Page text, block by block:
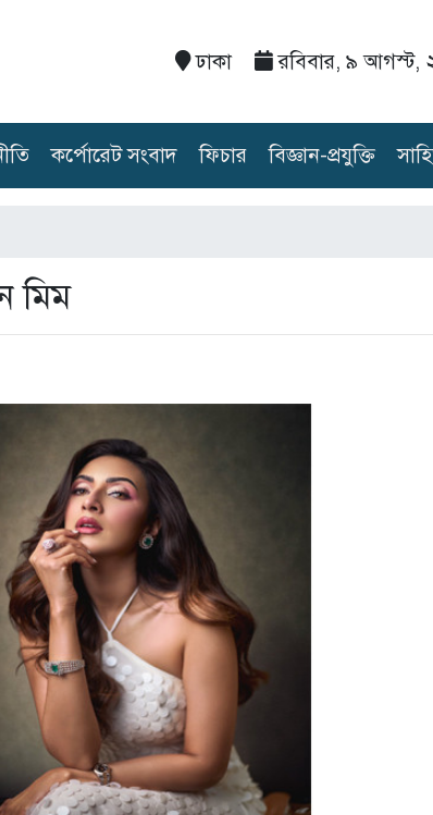
ঢাকা রবিবার, ৯ আগস্ট,
কর্পোরেট সংবাদ ফিচার বিজ্ঞান-প্রযুক্তি
মিম